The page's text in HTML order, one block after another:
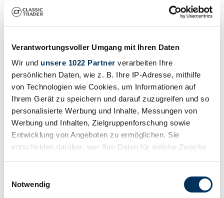
Verantwortungsvoller Umgang mit Ihren Daten
Wir und unsere 1022 Partner verarbeiten Ihre
persönlichen Daten, wie z. B. Ihre IP-Adresse, mithilfe
von Technologien wie Cookies, um Informationen auf
Ihrem Gerät zu speichern und darauf zuzugreifen und so
personalisierte Werbung und Inhalte, Messungen von
Werbung und Inhalten, Zielgruppenforschung sowie
Entwicklung von Angeboten zu ermöglichen. Sie
entscheiden darüber, wer Ihre Daten für welche Zwecke
Trigger Symbol ändern oder widerrufen
Notwendig